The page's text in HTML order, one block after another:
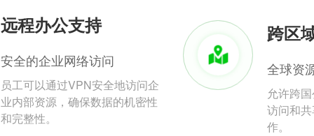
远程办公支持
安全的企业网络访问
员工可以通过VPN安全地访问企
业内部资源，确保数据的机密性
和完整性。
跨区
全球资
允许跨
访问和
作。